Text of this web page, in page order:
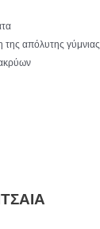
απόλυτης γύμνιας